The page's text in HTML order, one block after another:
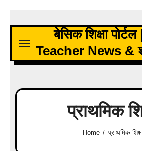
content
बेसिक शिक्षा
Teacher News &
प्राथमिक
Home प्राथमिक